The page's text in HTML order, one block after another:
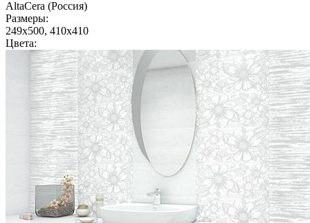
AltaCera (Россия)
Размеры:
249x500, 410x410
Цвета: